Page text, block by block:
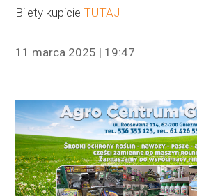
Bilety kupicieTUTAJ
11 marca 2025 | 19:47